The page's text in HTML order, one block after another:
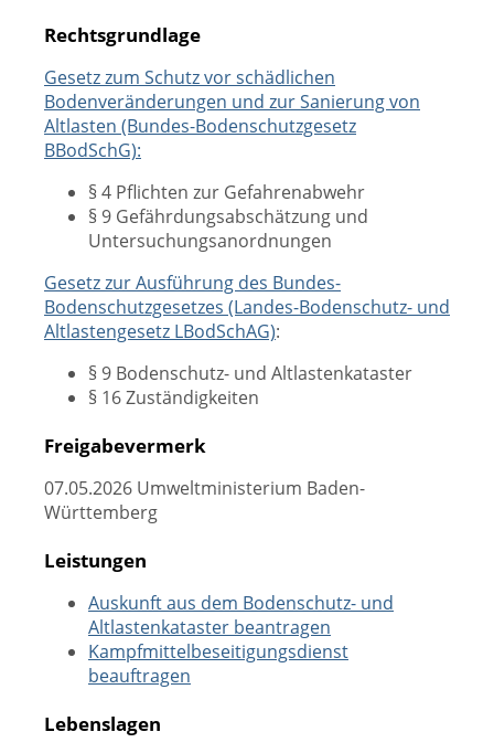
Rechtsgrundlage
Gesetz zum Schutz vor schädlichen
Bodenveränderungen und zur Sanierung von
Altlasten (Bundes-Bodenschutzgesetz
BBodSchG):
§ 4 Pflichten zur Gefahrenabwehr
§ 9 Gefährdungsabschätzung und
Untersuchungsanordnungen
Gesetz zur Ausführung des Bundes-
Bodenschutzgesetzes (Landes-Bodenschutz- und
Altlastengesetz LBodSchAG):
§ 9 Bodenschutz- und Altlastenkataster
§ 16 Zuständigkeiten
Freigabevermerk
07.05.2026 Umweltministerium Baden-
Württemberg
Leistungen
Auskunft aus dem Bodenschutz- und
Altlastenkataster beantragen
Kampfmittelbeseitigungsdienst
beauftragen
Lebenslagen